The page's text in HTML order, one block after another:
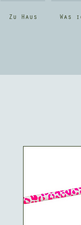
Zu Haus Was